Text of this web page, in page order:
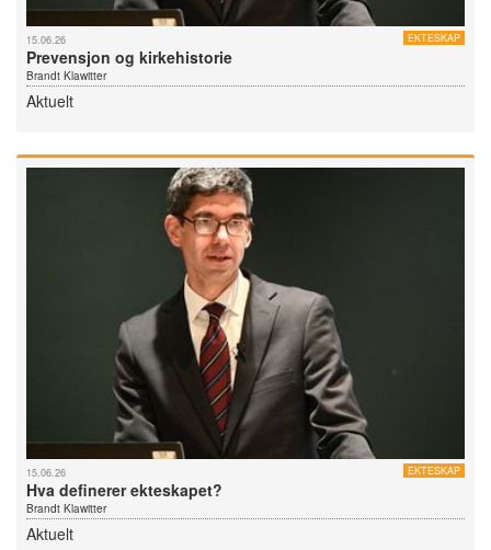
15.06.26 EKTESKAP
Prevensjon og kirkehistorie
Brandt Klawitter
Aktuelt
15.06.26 EKTESKAP
Hva definerer ekteskapet?
Brandt Klawitter
Aktuelt